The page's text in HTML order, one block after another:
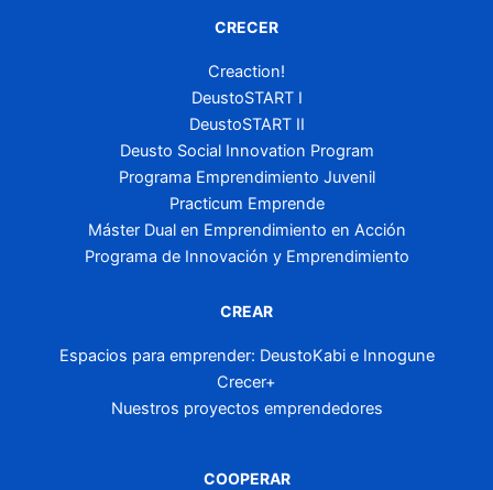
CRECER
Creaction!
DeustoSTART I
DeustoSTART II
Deusto Social Innovation Program
Programa Emprendimiento Juvenil
Practicum Emprende
Máster Dual en Emprendimiento en Acción
Programa de Innovación y Emprendimiento
CREAR
Espacios para emprender: DeustoKabi e Innogune
Crecer+
Nuestros proyectos emprendedores
COOPERAR